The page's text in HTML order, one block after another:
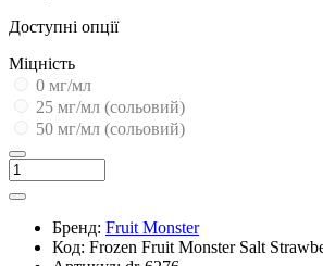
Доступні опції
Міцність
0 мг/мл
25 мг/мл (сольовий)
50 мг/мл (сольовий)
Бренд: Fruit Monster
Код: Frozen Fruit Monster Salt